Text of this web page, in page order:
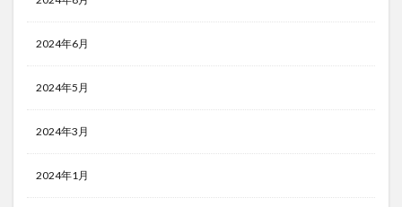
2024年6月
2024年5月
2024年3月
2024年1月